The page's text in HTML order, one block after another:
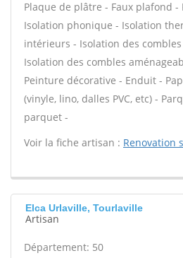
Plaque de plâtre - Faux plafond
Isolation phonique - Isolation
intérieurs - Isolation des
Isolation des combles
Peinture décorative - Enduit -
(vinyle, lino, dalles PVC, etc) -
parquet -
Voir la fiche artisan : Renovation
Elca Urlaville, Tourlaville
Artisan
Département: 50